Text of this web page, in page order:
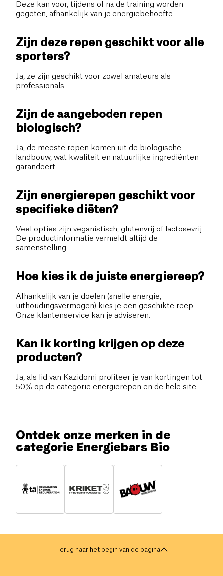
Deze kan voor, tijdens of na de training worden
gegeten, afhankelijk van je energiebehoefte.
Zijn deze repen geschikt voor alle
sporters?
Ja, ze zijn geschikt voor zowel amateurs als
professionals.
Zijn de aangeboden repen
biologisch?
Ja, de meeste repen komen uit de biologische
landbouw, wat kwaliteit en natuurlijke ingrediënten
garandeert.
Zijn energierepen geschikt voor
specifieke diëten?
Veel opties zijn veganistisch, glutenvrij of lactosevrij.
De productinformatie vermeldt altijd de
samenstelling.
Hoe kies ik de juiste energiereep?
Afhankelijk van je doelen (snelle energie,
uithoudingsvermogen) kies je een geschikte reep.
Onze klantenservice kan je adviseren.
Kan ik korting krijgen op deze
producten?
Ja, als lid van Kazidomi profiteer je van kortingen tot
50% op de categorie energierepen en de hele site.
Ontdek onze merken in de
categorie Energiebars Bio
Terug naar het begin van de pagina